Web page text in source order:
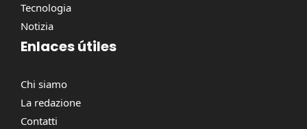
Tecnologia
Notizia
Enlaces útiles
Chi siamo
La redazione
Contatti